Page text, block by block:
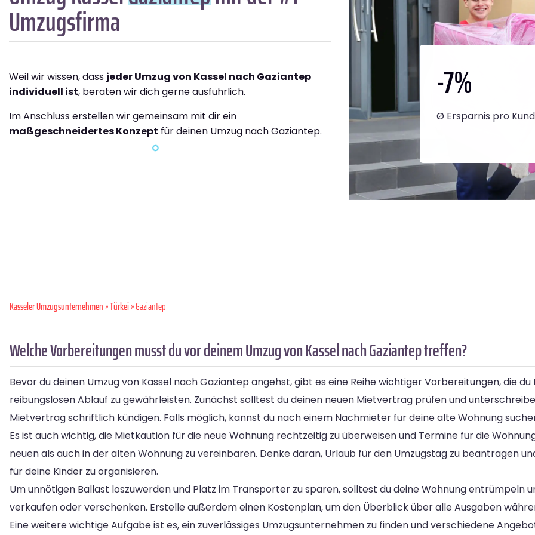
Umzugsfirma
Weil wir wissen, dass jeder Umzug von Kassel nach Gaziantep
individuell ist, beraten wir dich gerne ausführlich.
Im Anschluss erstellen wir gemeinsam mit dir ein
maßgeschneidertes Konzept für deinen Umzug nach Gaziantep.
-7%
Ø Ersparnis pro
Kasseler Umzugsunternehmen»Türkei» Gaziantep
Welche Vorbereitungen musst du vor deinem Umzug von Kassel nach Gaziantep treffen?
Bevor du deinen Umzug von Kassel nach Gaziantep angehst, gibt es eine Reihe wichtiger Vorbereitungen, die
reibungslosen Ablauf zu gewährleisten. Zunächst solltest du deinen neuen Mietvertrag prüfen und
Mietvertrag schriftlich kündigen. Falls möglich, kannst du nach einem Nachmieter für deine alte Wohnung
Es ist auch wichtig, die Mietkaution für die neue Wohnung rechtzeitig zu überweisen und Termine für die
neuen als auch in der alten Wohnung zu vereinbaren. Denke daran, Urlaub für den Umzugstag zu beantragen
für deine Kinder zu organisieren.
Um unnötigen Ballast loszuwerden und Platz im Transporter zu sparen, solltest du deine Wohnung entrümpeln
verkaufen oder verschenken. Erstelle außerdem einen Kostenplan, um den Überblick über alle Ausgaben
Eine weitere wichtige Aufgabe ist es, ein zuverlässiges Umzugsunternehmen zu finden und verschiedene